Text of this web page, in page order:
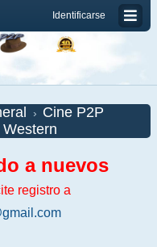
Identificarse
Cine P2P
Western
a nuevos
registro a